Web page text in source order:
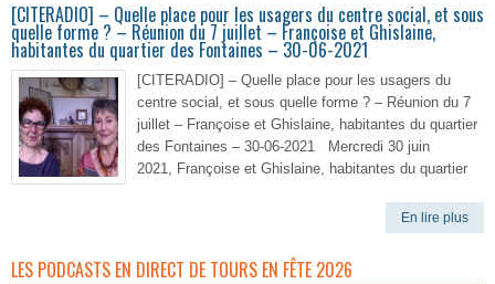
[CITERADIO] – Quelle place pour les usagers du centre social, et sous
quelle forme ? – Réunion du 7 juillet – Françoise et Ghislaine,
habitantes du quartier des Fontaines – 30-06-2021
[CITERADIO] – Quelle place pour les usagers du
centre social, et sous quelle forme ? – Réunion du 7
juillet – Françoise et Ghislaine, habitantes du quartier
des Fontaines – 30-06-2021 Mercredi 30 juin
2021, Françoise et Ghislaine, habitantes du quartier
En lire plus
LES PODCASTS EN DIRECT DE TOURS EN FÊTE 2026